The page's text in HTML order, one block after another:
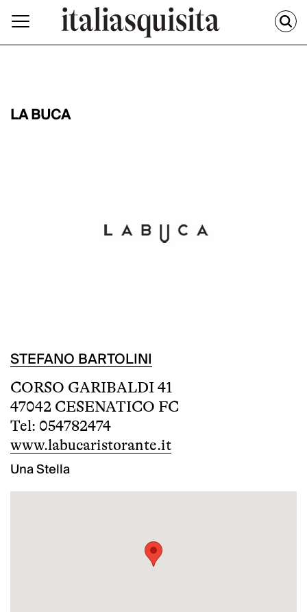
LA BUCA
STEFANO BARTOLINI
CORSO GARIBALDI 41
47042 CESENATICO FC
Tel: 054782474
www.labucaristorante.it
Una Stella